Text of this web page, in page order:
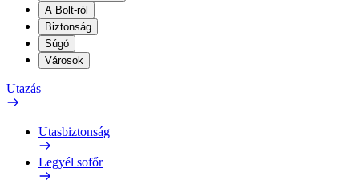
A Bolt-ról
Biztonság
Súgó
Városok
Utazás
Utasbiztonság
Legyél sofőr